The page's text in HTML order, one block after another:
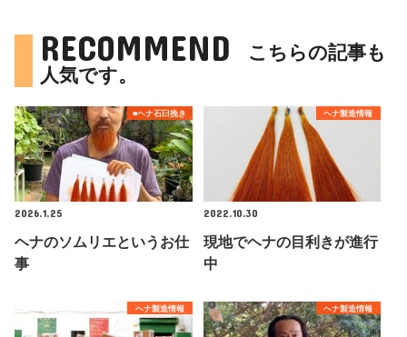
RECOMMEND
こちらの記事も
人気です。
■ヘナ石臼挽き
2026.1.25
ヘナのソムリエというお仕
事
ヘナ製造情報
2022.10.30
現地でヘナの目利きが進行
中
ヘナ製造情報 ヘナ製造情報